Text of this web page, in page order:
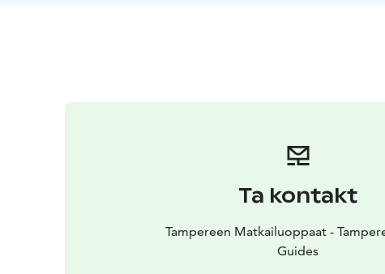
Ta kontakt
Tampereen Matkailuoppaat -
Guides